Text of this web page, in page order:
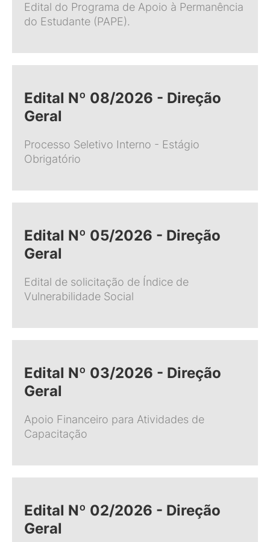
Edital do Programa de Apoio à Permanência
do Estudante (PAPE).
Edital Nº 08/2026 - Direção
Geral
Processo Seletivo Interno - Estágio
Obrigatório
Edital Nº 05/2026 - Direção
Geral
Edital de solicitação de Índice de
Vulnerabilidade Social
Edital Nº 03/2026 - Direção
Geral
Apoio Financeiro para Atividades de
Capacitação
Edital Nº 02/2026 - Direção
Geral